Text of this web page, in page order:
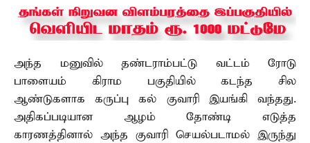
அந்த மனுவில் தண்டராம்பட்டு வட்டம் ரோடு
பாளையம் கிராம பகுதியில் கடந்த சில
ஆண்டுகளாக கருப்பு கல் குவாரி இயங்கி வந்தது.
அதிகப்படியான ஆழம் தோண்டி எடுத்த
காரணத்தினால் அந்த குவாரி செயல்படாமல் இருந்து